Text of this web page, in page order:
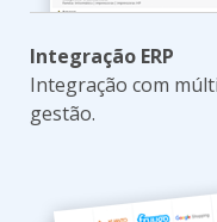
Integração ERP
Integração com
gestão.